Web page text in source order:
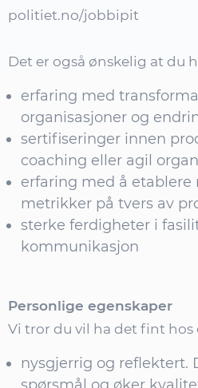
politiet.no/jobbipit
Det er også ønskelig at du
erfaring med
organisasjoner og
sertifiseringer innen
coaching eller agil
erfaring med å etablere
metrikker på tvers av
sterke ferdigheter i
kommunikasjon
Personlige egenskaper
Vi tror du vil ha det fint hos
nysgjerrig og reflektert.